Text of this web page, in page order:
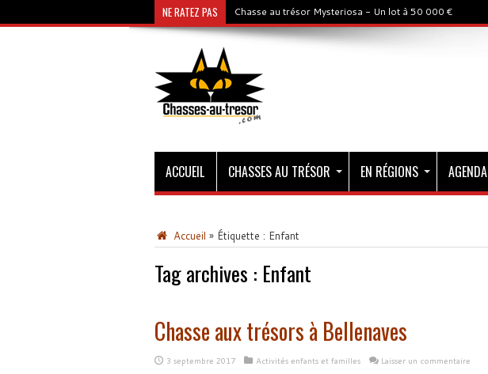
NE RATEZ PAS Chasse au trésor Mysteriosa - Un lot à 50 000 €
ACCUEIL CHASSES AU TRÉSOR EN RÉGIONS AGENDA
Accueil » Étiquette : Enfant
Tag archives : Enfant
Chasse aux trésors à Bellenaves
3 septembre 2017 Activités enfants et familles Laisser un commentaire